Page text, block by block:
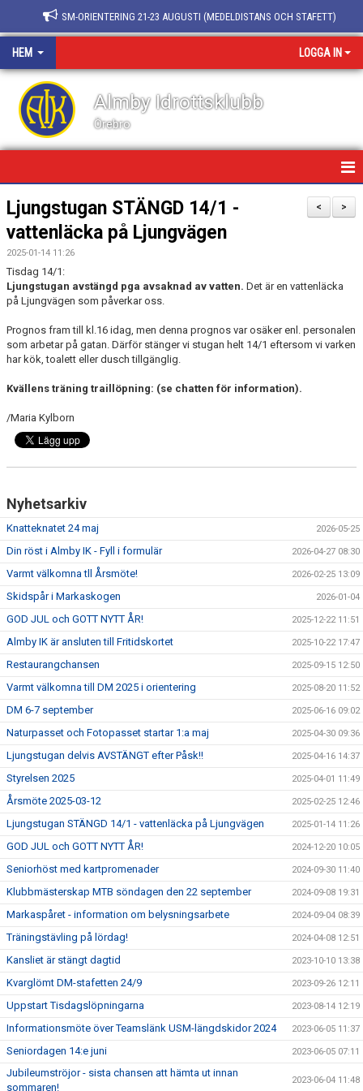
SM-ORIENTERING 21-23 AUGUSTI (MEDELDISTANS OCH STAFETT)
HEM LOGGA IN
Almby Idrottsklubb
Örebro
HEM/FÖRENINGEN
NYHETER
KALENDER
BLI MEDLEM
BLI LEDARE
DOKUMENT
MEDLEMSSERVICE
BILDGALLERI
>
<
Ljungstugan STÄNGD 14/1 -
vattenläcka på Ljungvägen
2025-01-14 11:26
Tisdag 14/1:
Ljungstugan avstängd pga avsaknad av vatten. Det är en vattenläcka
på Ljungvägen som påverkar oss.
Prognos fram till kl.16 idag, men denna prognos var osäker enl. personalen
som arbetar på gatan. Därför stänger vi stugan helt 14/1 eftersom vi varken
har kök, toalett eller dusch tillgänglig.
Kvällens träning traillöpning: (se chatten för information).
/Maria Kylborn
Nyhetsarkiv
Knatteknatet 24 maj 2026-05-25
Din röst i Almby IK - Fyll i formulär 2026-04-27 08:30
Varmt välkomna tll Årsmöte! 2026-02-25 13:09
Skidspår i Markaskogen 2026-01-04
GOD JUL och GOTT NYTT ÅR! 2025-12-22 11:51
Almby IK är ansluten till Fritidskortet 2025-10-22 17:47
Restaurangchansen 2025-09-15 12:50
Varmt välkomna till DM 2025 i orientering 2025-08-20 11:52
DM 6-7 september 2025-06-16 09:02
Naturpasset och Fotopasset startar 1:a maj 2025-04-30 09:36
Ljungstugan delvis AVSTÄNGT efter Påsk!! 2025-04-16 14:37
Styrelsen 2025 2025-04-01 11:49
Årsmöte 2025-03-12 2025-02-25 12:46
Ljungstugan STÄNGD 14/1 - vattenläcka på Ljungvägen 2025-01-14 11:26
GOD JUL och GOTT NYTT ÅR! 2024-12-20 10:05
Seniorhöst med kartpromenader 2024-09-30 11:40
Klubbmästerskap MTB söndagen den 22 september 2024-09-08 19:31
Markaspåret - information om belysningsarbete 2024-09-04 08:39
Träningstävling på lördag! 2024-04-08 12:51
Kansliet är stängt dagtid 2023-10-10 13:38
Kvarglömt DM-stafetten 24/9 2023-09-26 12:11
Uppstart Tisdagslöpningarna 2023-08-14 12:19
Informationsmöte över Teamslänk USM-längdskidor 2024 2023-06-05 11:37
Seniordagen 14:e juni 2023-06-05 07:11
Jubileumströjor - sista chansen att hämta ut innan
sommaren!
2023-06-04 11:48